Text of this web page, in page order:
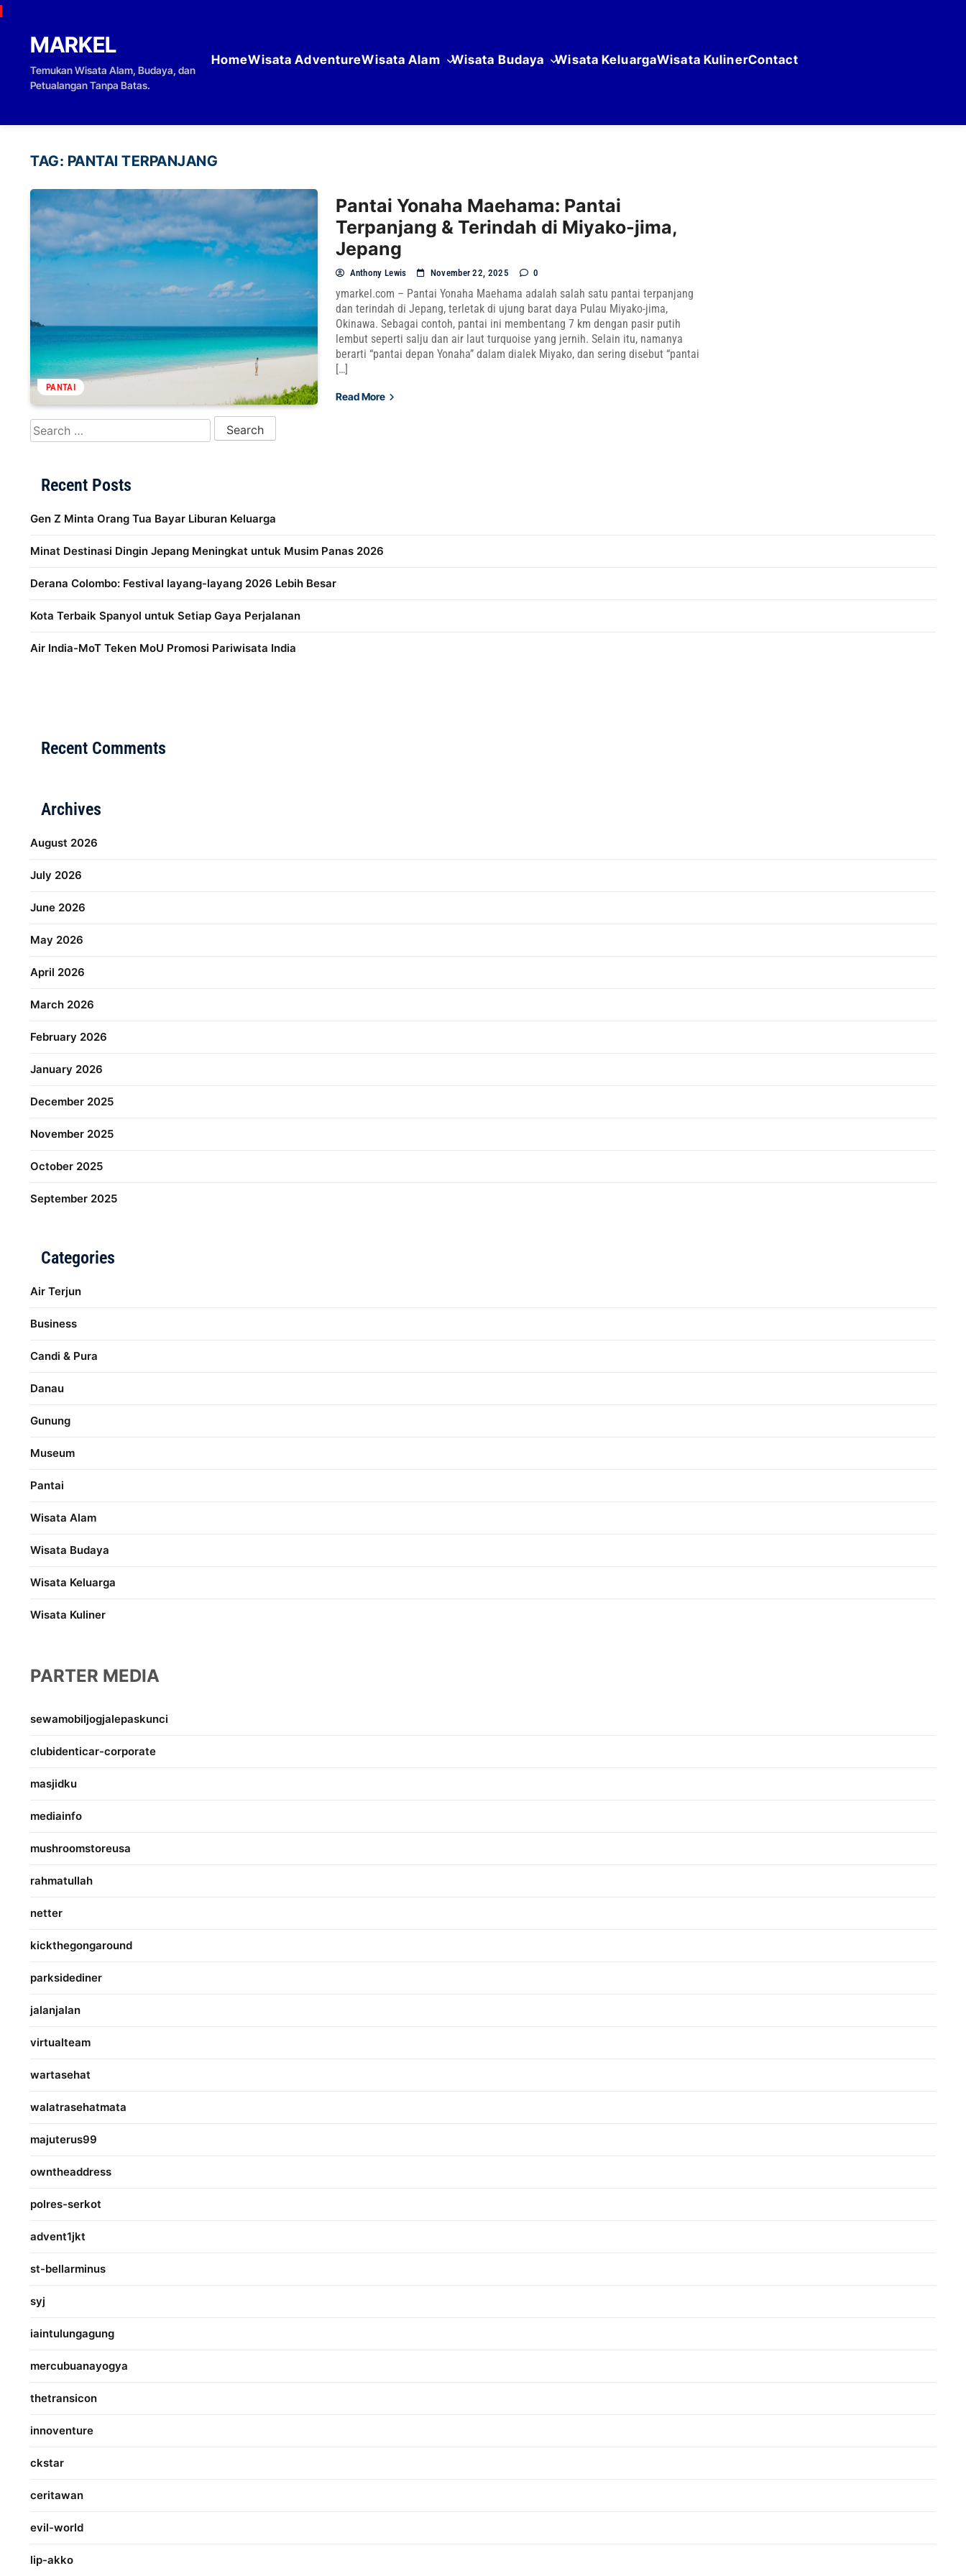
Skip to content
MARKEL
Temukan Wisata Alam, Budaya, dan
Petualangan Tanpa Batas.
HomeWisata AdventureWisata Alam Wisata Budaya Wisata KeluargaWisata KulinerContact
TAG: PANTAI TERPANJANG
PANTAI
Pantai Yonaha Maehama: Pantai
Terpanjang & Terindah di Miyako-jima,
Jepang
Anthony Lewis November 22, 2025 0
ymarkel.com – Pantai Yonaha Maehama adalah salah satu pantai terpanjang
dan terindah di Jepang, terletak di ujung barat daya Pulau Miyako-jima,
Okinawa. Sebagai contoh, pantai ini membentang 7 km dengan pasir putih
lembut seperti salju dan air laut turquoise yang jernih. Selain itu, namanya
berarti “pantai depan Yonaha” dalam dialek Miyako, dan sering disebut “pantai
[…]
Read More
Search for:
Recent Posts
Gen Z Minta Orang Tua Bayar Liburan Keluarga
Minat Destinasi Dingin Jepang Meningkat untuk Musim Panas 2026
Derana Colombo: Festival layang-layang 2026 Lebih Besar
Kota Terbaik Spanyol untuk Setiap Gaya Perjalanan
Air India-MoT Teken MoU Promosi Pariwisata India
Recent Comments
Archives
August 2026
July 2026
June 2026
May 2026
April 2026
March 2026
February 2026
January 2026
December 2025
November 2025
October 2025
September 2025
Categories
Air Terjun
Business
Candi & Pura
Danau
Gunung
Museum
Pantai
Wisata Alam
Wisata Budaya
Wisata Keluarga
Wisata Kuliner
PARTER MEDIA
sewamobiljogjalepaskunci
clubidenticar-corporate
masjidku
mediainfo
mushroomstoreusa
rahmatullah
netter
kickthegongaround
parksidediner
jalanjalan
virtualteam
wartasehat
walatrasehatmata
majuterus99
owntheaddress
polres-serkot
advent1jkt
st-bellarminus
syj
iaintulungagung
mercubuanayogya
thetransicon
innoventure
ckstar
ceritawan
evil-world
lip-akko